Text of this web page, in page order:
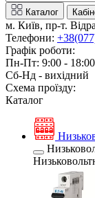
Каталог
м. Київ, пр-т.
Телефони:
Графік роботи:
Пн-Пт: 9:00 - 18:00
Сб-Нд - вихідний
Схема проїзду:
Каталог